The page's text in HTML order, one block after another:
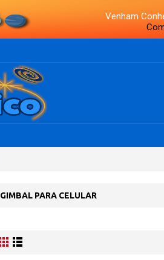
Venham
GIMBAL PARA CELULAR